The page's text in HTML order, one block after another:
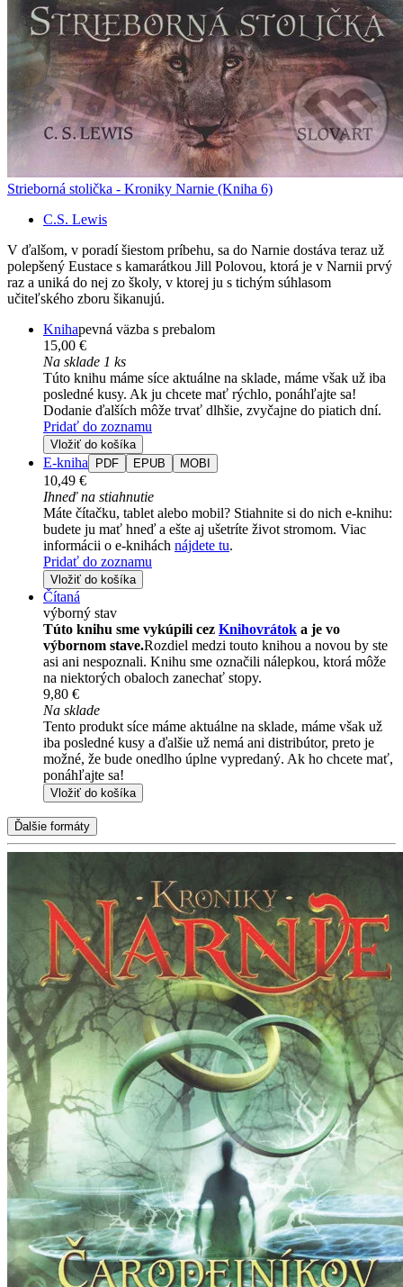
Strieborná stolička - Kroniky Narnie (Kniha 6)
C.S. Lewis
V ďalšom, v poradí šiestom príbehu, sa do Narnie dostáva teraz už
polepšený Eustace s kamarátkou Jill Polovou, ktorá je v Narnii prvý
raz a uniká do nej zo školy, v ktorej ju s tichým súhlasom
učiteľského zboru šikanujú.
Knihapevná väzba s prebalom
15,00 €
Na sklade 1 ks
Túto knihu máme síce aktuálne na sklade, máme však už iba
posledné kusy. Ak ju chcete mať rýchlo, ponáhľajte sa!
Dodanie ďalších môže trvať dlhšie, zvyčajne do piatich dní.
Pridať do zoznamu
Vložiť do košíka
E-kniha PDF EPUB MOBI
10,49 €
Ihneď na stiahnutie
Máte čítačku, tablet alebo mobil? Stiahnite si do nich e-knihu:
budete ju mať hneď a ešte aj ušetríte život stromom. Viac
informácii o e-knihách nájdete tu.
Pridať do zoznamu
Vložiť do košíka
Čítaná
výborný stav
Túto knihu sme vykúpili cez Knihovrátok a je vo
výbornom stave.Rozdiel medzi touto knihou a novou by ste
asi ani nespoznali. Knihu sme označili nálepkou, ktorá môže
na niektorých obaloch zanechať stopy.
9,80 €
Na sklade
Tento produkt síce máme aktuálne na sklade, máme však už
iba posledné kusy a ďalšie už nemá ani distribútor, preto je
možné, že bude onedlho úplne vypredaný. Ak ho chcete mať,
ponáhľajte sa!
Vložiť do košíka
Ďalšie formáty